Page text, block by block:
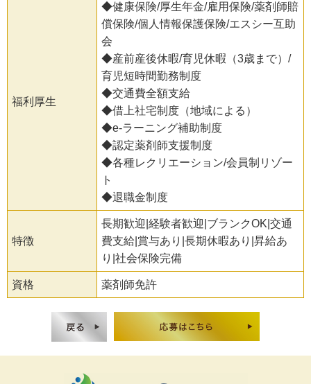
福利厚生
◆健康保険/厚生年金/雇用保険/薬剤師賠
償保険/個人情報保護保険/エスシー互助
会
◆産前産後休暇/育児休暇（3歳まで）/
育児短時間勤務制度
◆交通費全額支給
◆借上社宅制度（地域による）
◆e-ラーニング補助制度
◆認定薬剤師支援制度
◆各種レクリエーション/会員制リゾー
ト
◆退職金制度
特徴
長期歓迎|経験者歓迎|ブランクOK|交通
費支給|賞与あり|長期休暇あり|昇給あ
り|社会保険完備
資格 薬剤師免許